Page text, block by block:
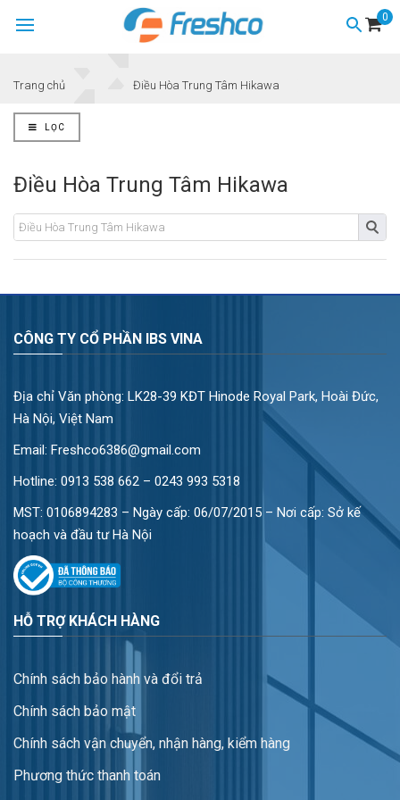
Trang chủ Điều Hòa Trung Tâm Hikawa
LỌC
Điều Hòa Trung Tâm Hikawa
CÔNG TY CỔ PHẦN IBS VINA
Địa chỉ Văn phòng: LK28-39 KĐT Hinode Royal Park, Hoài Đức,
Hà Nội, Việt Nam
Email: Freshco6386@gmail.com
Hotline: 0913 538 662 – 0243 993 5318
MST: 0106894283 – Ngày cấp: 06/07/2015 – Nơi cấp: Sở kế
hoạch và đầu tư Hà Nội
HỖ TRỢ KHÁCH HÀNG
Chính sách bảo hành và đổi trả
Chính sách bảo mật
Chính sách vận chuyển, nhận hàng, kiểm hàng
Phương thức thanh toán
0